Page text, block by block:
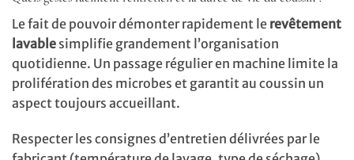
Le fait de pouvoir démonter rapidement le revêtement
lavable simplifie grandement l’organisation
quotidienne. Un passage régulier en machine limite la
prolifération des microbes et garantit au coussin un
aspect toujours accueillant.
Respecter les consignes d’entretien délivrées par le